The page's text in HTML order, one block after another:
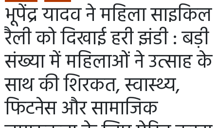
भूपेंद्र यादव ने महिला साइकिल
रैली को दिखाई हरी झंडी : बड़ी
संख्या में महिलाओं ने उत्साह के
साथ की शिरकत, स्वास्थ्य,
फिटनेस और सामाजिक